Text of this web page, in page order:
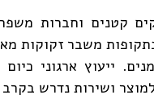
קטנים וחברות
משבר זקוקות
ייעוץ ארגוני
ושירות נדרש